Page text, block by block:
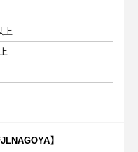
上
】